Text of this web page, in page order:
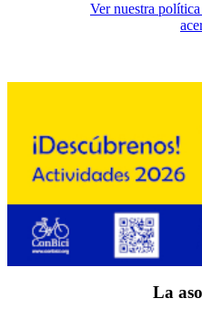
Ver nuestra
La